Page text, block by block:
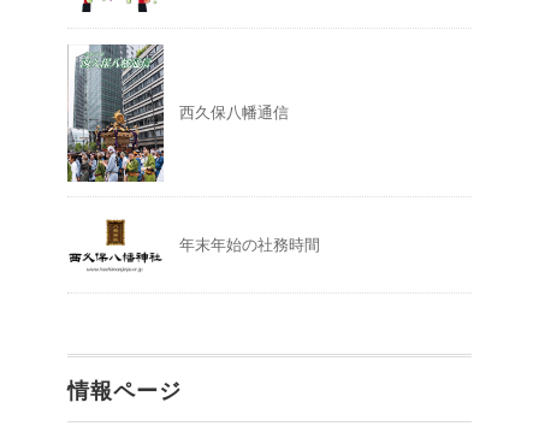
西久保八幡通信
年末年始の社務時間
情報ページ